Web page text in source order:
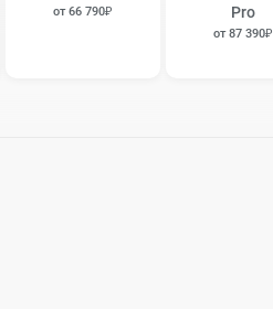
от 66 790₽
Pro
от 87 390₽